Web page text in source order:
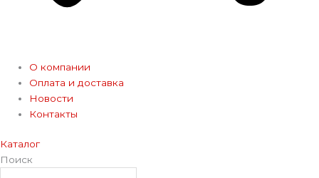
О компании
Оплата и доставка
Новости
Контакты
Каталог
Поиск